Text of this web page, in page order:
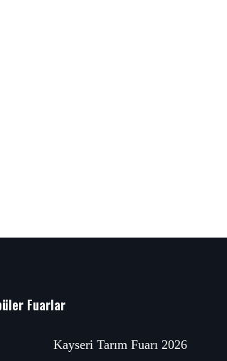
Fuarlar
Kayseri Tarım Fuarı 2026